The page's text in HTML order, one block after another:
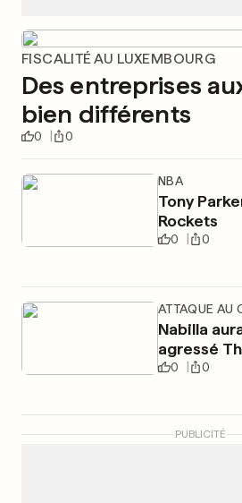
FISCALITÉ AU LUXEMBOURG
Des entreprises
bien différents
0 0
NBA
Tony
Rockets
0 0
ATTAQUE AU
Nabilla
agressé
0 0
PUBLICITÉ